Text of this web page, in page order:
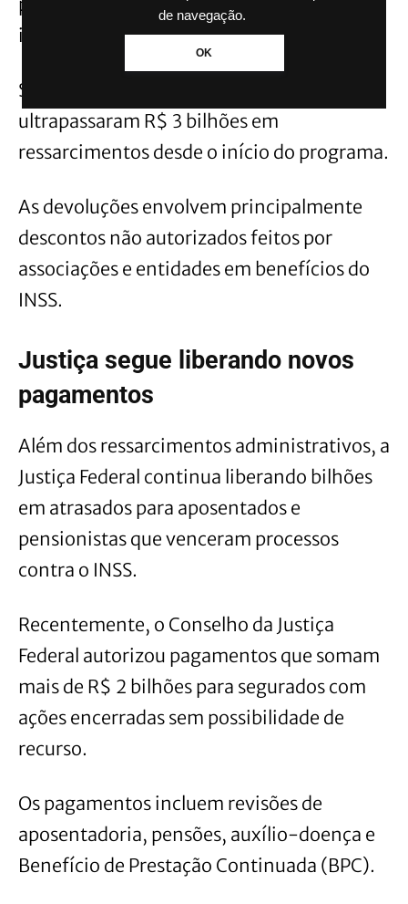
de navegação.
OK
indevidas em benefícios previdenciários.
Segundo o governo, os pagamentos
ultrapassaram R$ 3 bilhões em
ressarcimentos desde o início do programa.
As devoluções envolvem principalmente
descontos não autorizados feitos por
associações e entidades em benefícios do
INSS.
Justiça segue liberando novos
pagamentos
Além dos ressarcimentos administrativos, a
Justiça Federal continua liberando bilhões
em atrasados para aposentados e
pensionistas que venceram processos
contra o INSS.
Recentemente, o Conselho da Justiça
Federal autorizou pagamentos que somam
mais de R$ 2 bilhões para segurados com
ações encerradas sem possibilidade de
recurso.
Os pagamentos incluem revisões de
aposentadoria, pensões, auxílio-doença e
Benefício de Prestação Continuada (BPC).